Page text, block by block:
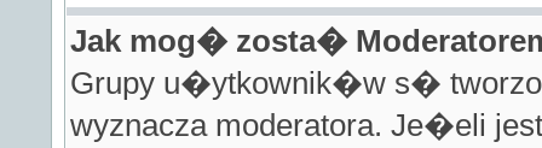
Jak mog� zosta�
Grupy u�ytkownik�w s�
wyznacza moderatora. Je�eli